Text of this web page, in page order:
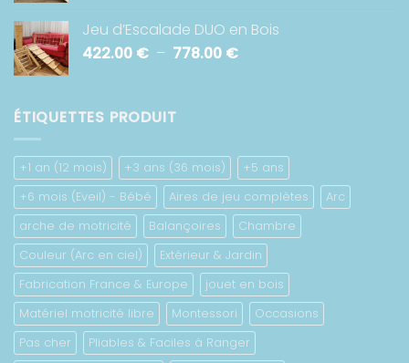
782.00 €
264.00 €
à
Jeu d’Escalade DUO en Bois
422.00 € – 778.00 €Plage
ÉTIQUETTES PRODUIT
+1 an (12 mois) +3 ans (36 mois)
+5 ans
+6 mois (Eveil) - Bébé
Aires de jeu complètes
Arc
arche de motricité
Balançoires
Chambre
Couleur (Arc en ciel)
Extérieur & Jardin
Fabrication France & Europe
jouet en bois
Matériel motricité libre
Montessori
Occasions
Pas cher
Pliables & Faciles à Ranger